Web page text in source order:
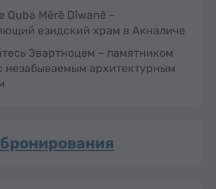
Quba Mêrê Dîwanê –
езидский храм в Акналиче
Звартноцем – памятником
незабываемым архитектурным